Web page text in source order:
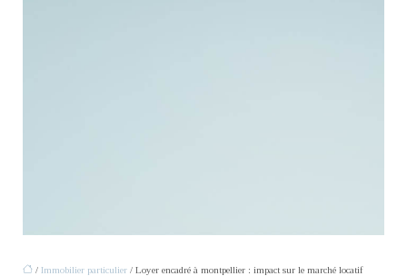
/ Immobilier particulier / Loyer encadré à montpellier : impact sur le marché locatif